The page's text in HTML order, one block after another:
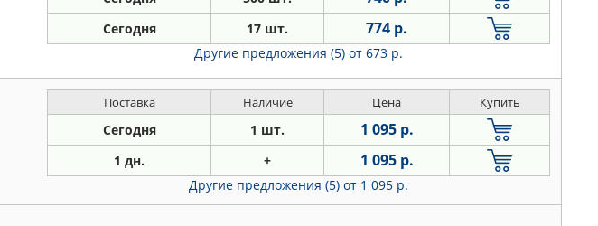
Сегодня 17 шт. 774 р.
Другие предложения (5) от 673 р.
Поставка Наличие Цена Купить
Сегодня 1 шт. 1 095 р.
1 дн. + 1 095 р.
Другие предложения (5) от 1 095 р.